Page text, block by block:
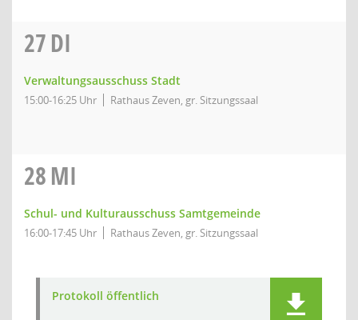
27DI
Verwaltungsausschuss Stadt
15:00-16:25 Uhr Rathaus Zeven, gr. Sitzungssaal
28MI
Schul- und Kulturausschuss Samtgemeinde
16:00-17:45 Uhr Rathaus Zeven, gr. Sitzungssaal
Protokoll öffentlich